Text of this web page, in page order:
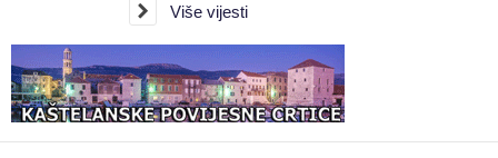
Više vijesti